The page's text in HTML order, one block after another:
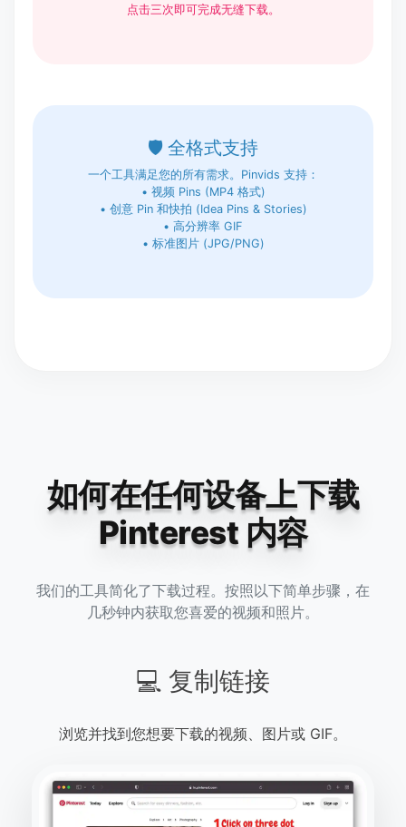
点击三次即可完成无缝下载。
🛡️ 全格式支持
一个工具满足您的所有需求。Pinvids 支持：
• 视频 Pins (MP4 格式)
• 创意 Pin 和快拍 (Idea Pins & Stories)
• 高分辨率 GIF
• 标准图片 (JPG/PNG)
如何在任何设备上下载
Pinterest 内容
我们的工具简化了下载过程。按照以下简单步骤，在
几秒钟内获取您喜爱的视频和照片。
💻 复制链接
浏览并找到您想要下载的视频、图片或 GIF。